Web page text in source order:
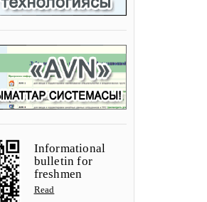
Informational
bulletin for
freshmen
Read